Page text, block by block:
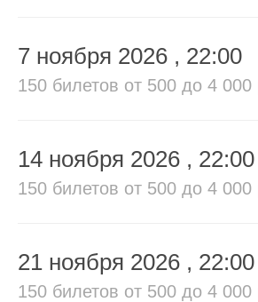
7 ноября 2026 , 22:00
150 билетов от 500 до 4 000
14 ноября 2026 , 22:00
150 билетов от 500 до 4 000
21 ноября 2026 , 22:00
150 билетов от 500 до 4 000